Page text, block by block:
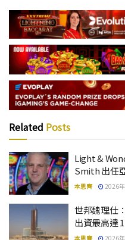
Related Posts
Light &
Smith 出任
本思齊 2026
世邦魏理仕
出資最高達
本思齊 2026